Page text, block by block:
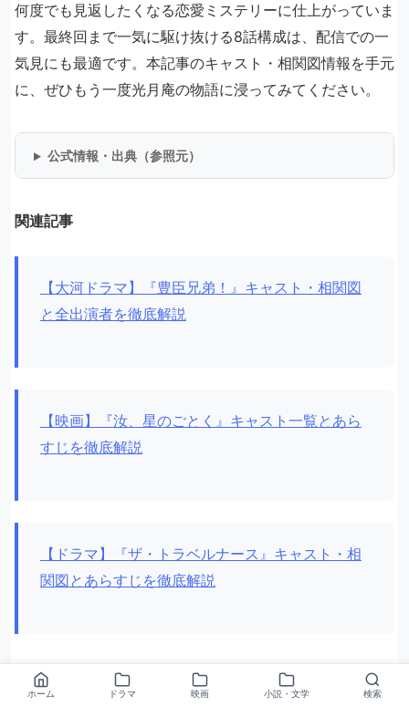
何度でも見返したくなる恋愛ミステリーに仕上がっていま
す。最終回まで一気に駆け抜ける8話構成は、配信での一
気見にも最適です。本記事のキャスト・相関図情報を手元
に、ぜひもう一度光月庵の物語に浸ってみてください。
公式情報・出典（参照元）
関連記事
【大河ドラマ】『豊臣兄弟！』キャスト・相関図
と全出演者を徹底解説
【映画】『汝、星のごとく』キャスト一覧とあら
すじを徹底解説
【ドラマ】『ザ・トラベルナース』キャスト・相
関図とあらすじを徹底解説
© � 日本テレビ / 安藤なつみ・講談社
ホーム ドラマ 映画 小説・文学 検索